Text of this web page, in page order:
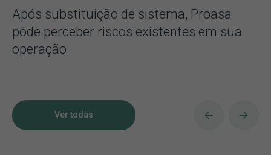
Após substituição de sistema, Proasa
pôde perceber riscos existentes em sua
operação
Ver todas